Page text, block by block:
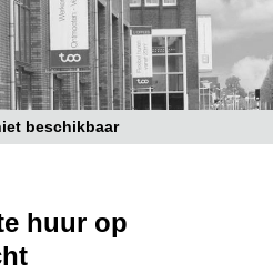
beschikbaar
huur op